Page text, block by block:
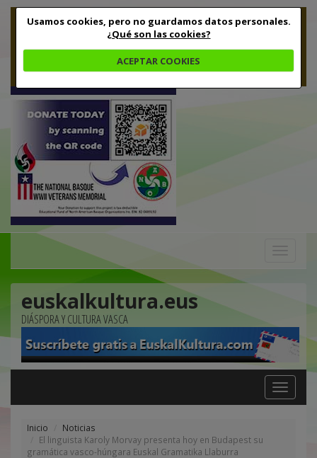
Usamos cookies, pero no guardamos datos personales.
¿Qué son las cookies?
ACEPTAR COOKIES
euskalkultura.eus
DIÁSPORA Y CULTURA VASCA
Toggle
navigation
Inicio
Noticias
El linguista Karoly Morvay presenta hoy en Budapest su
gramática vasco-húngara Euskal Gramatika Llaburra